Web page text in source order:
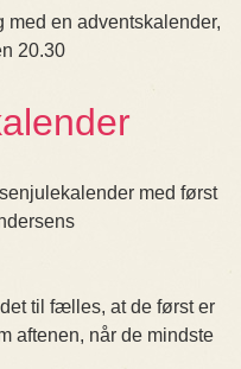
med en adventskalender,
20.30
med først
til fælles, at de først er
aftenen, når de mindste